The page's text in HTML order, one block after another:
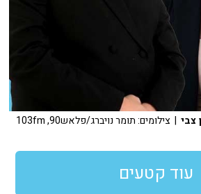
צבי | צילומים: תומר נויברג/פלאש90, 103fm
עוד קטעים